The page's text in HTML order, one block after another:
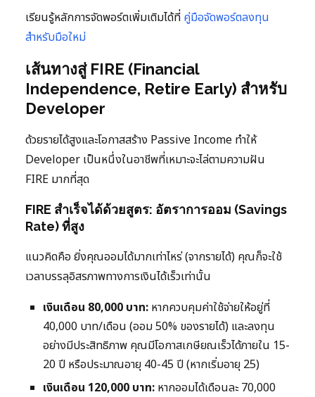
เรียนรู้หลักการจัดพอร์ตเพิ่มเติมได้ที่ คู่มือจัดพอร์ตลงทุน
สำหรับมือใหม่
เส้นทางสู่ FIRE (Financial
Independence, Retire Early) สำหรับ
Developer
ด้วยรายได้สูงและโอกาสสร้าง Passive Income ทำให้
Developer เป็นหนึ่งในอาชีพที่เหมาะจะไล่ตามความฝัน
FIRE มากที่สุด
FIRE สำเร็จได้ด้วยสูตร: อัตราการออม (Savings
Rate) ที่สูง
แนวคิดคือ ยิ่งคุณออมได้มากเท่าไหร่ (จากรายได้) คุณก็จะใช้
เวลาบรรลุอิสรภาพทางการเงินได้เร็วเท่านั้น
เงินเดือน 80,000 บาท: หากควบคุมค่าใช้จ่ายให้อยู่ที่
40,000 บาท/เดือน (ออม 50% ของรายได้) และลงทุน
อย่างมีประสิทธิภาพ คุณมีโอกาสเกษียณเร็วได้ภายใน 15-
20 ปี หรือประมาณอายุ 40-45 ปี (หากเริ่มอายุ 25)
เงินเดือน 120,000 บาท: หากออมได้เดือนละ 70,000